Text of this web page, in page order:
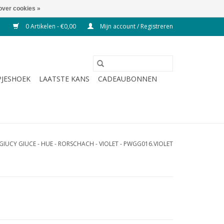
0 Artikelen - €0,00 Mijn account / Registreren
LAATSTE KANS
CADEAUBONNEN
GIUCY GIUCE - HUE - RORSCHACH - VIOLET - PWGG016.VIOLET
cookies »